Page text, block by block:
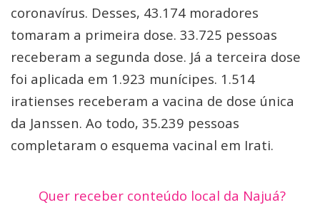
coronavírus. Desses, 43.174 moradores
tomaram a primeira dose. 33.725 pessoas
receberam a segunda dose. Já a terceira dose
foi aplicada em 1.923 munícipes. 1.514
iratienses receberam a vacina de dose única
da Janssen. Ao todo, 35.239 pessoas
completaram o esquema vacinal em Irati.
Quer receber conteúdo local da Najuá?